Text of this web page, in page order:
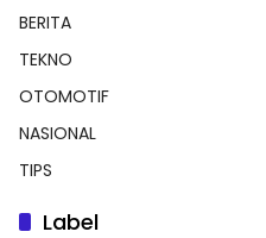
BERITA
TEKNO
OTOMOTIF
NASIONAL
TIPS
Label